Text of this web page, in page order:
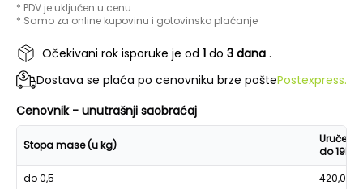
* PDV je uključen u cenu
* Samo za online kupovinu i gotovinsko plaćanje
Očekivani rok isporuke je od 1 do 3 dana .
Dostava se plaća po cenovniku brze poštePostexpress.
Cenovnik - unutrašnji saobraćaj
Stopa mase (u kg)
Uručenje
do 19h
do 0,5
420,00